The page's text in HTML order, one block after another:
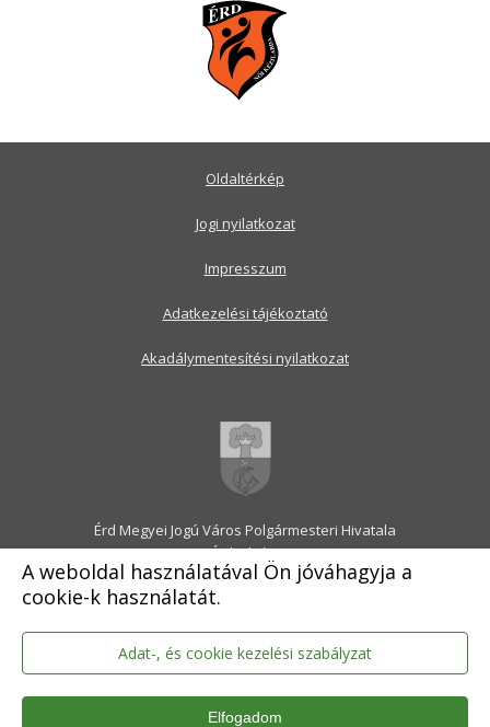
A weboldal használatával Ön jóváhagyja a
cookie-k használatát.
Adat-, és cookie kezelési szabályzat
Elfogadom
Érd Megyei Jogú Város Polgármesteri Hivatala
2030 Érd, Alsó utca 1.
Levélcím: 2031 Érd, Pf.: 31
E-mail:onkormanyzat@erd.hu
Telefonközpont:06-23-522-300
Ügyfélszolgálat:06-23-522-301
Hivatali Kapu: ERDPH
KRID szám: 707189964
Oldaltérkép
Jogi nyilatkozat
Impresszum
Adatkezelési tájékoztató
Akadálymentesítési nyilatkozat